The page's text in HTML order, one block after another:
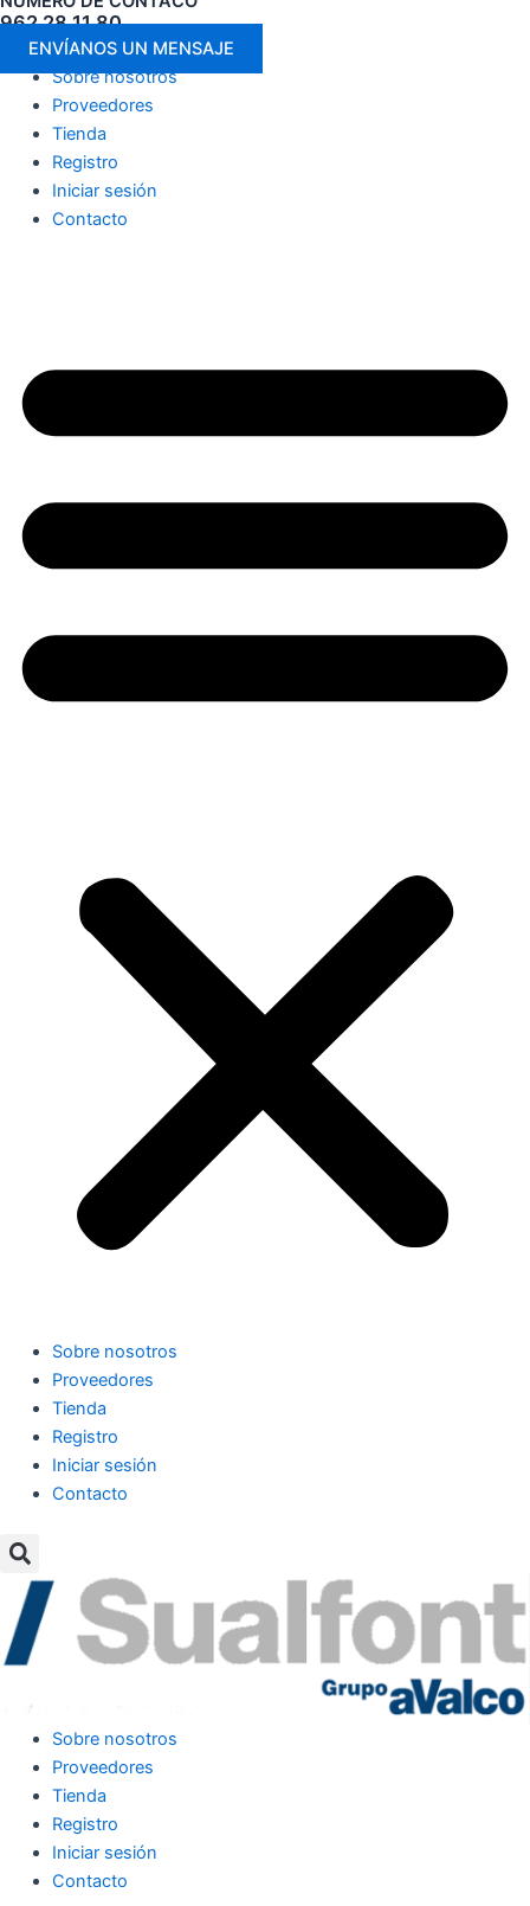
962 28 11 80
ENVÍANOS UN MENSAJE
Sobre nosotros
Proveedores
Tienda
Registro
Iniciar sesión
Contacto
Sobre nosotros
Proveedores
Tienda
Registro
Iniciar sesión
Contacto
Sobre nosotros
Proveedores
Tienda
Registro
Iniciar sesión
Contacto